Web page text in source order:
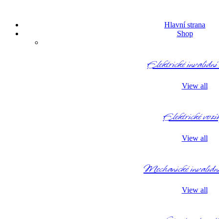
Hlavní strana
Shop
Elektrické
View all
Elektrické
View all
Mechanické
View all